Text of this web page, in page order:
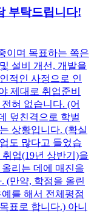
부탁드립니다!
이며 목표하는 쪽은
설비 개선, 개발을
적인 사정으로 인
제대로 취업준비
혀 없습니다. (어
덮친격으로 학벌
상황입니다. (확실
도 많다고 들었습
업(19년 상반기)을
리는 데에 매진을
(만약, 학점을 올린
를 해서 전체평점
표로 합니다.) 아니